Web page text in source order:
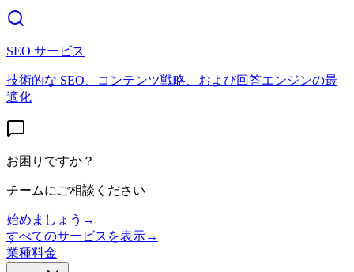
SEO サービス
技術的な SEO、コンテンツ戦略、および回答エンジンの最
適化
お困りですか？
チームにご相談ください
始めましょう →
すべてのサービスを表示→
業種料金